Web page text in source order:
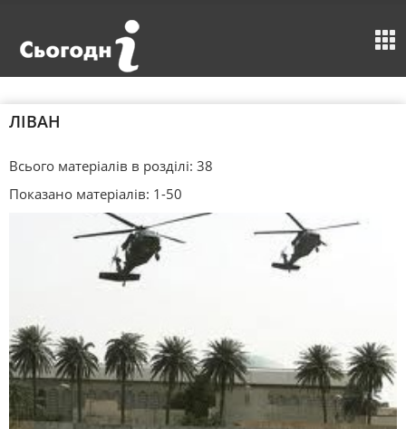
ЛІВАН
Всього матеріалів в розділі: 38
Показано матеріалів: 1-50